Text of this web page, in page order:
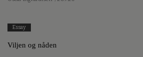
Essay
Viljen og nåden